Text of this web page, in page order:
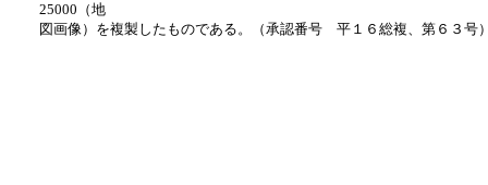
25000（地
図画像）を複製したものである。（承認番号 平１６総複、第６３号